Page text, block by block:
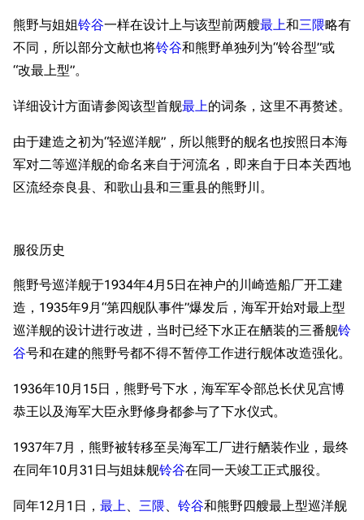
熊野与姐姐铃谷一样在设计上与该型前两艘最上和三隈略有
不同，所以部分文献也将铃谷和熊野单独列为“铃谷型”或
“改最上型”。
详细设计方面请参阅该型首舰最上的词条，这里不再赘述。
由于建造之初为“轻巡洋舰”，所以熊野的舰名也按照日本海
军对二等巡洋舰的命名来自于河流名，即来自于日本关西地
区流经奈良县、和歌山县和三重县的熊野川。
服役历史
熊野号巡洋舰于1934年4月5日在神户的川崎造船厂开工建
造，1935年9月“第四舰队事件”爆发后，海军开始对最上型
巡洋舰的设计进行改进，当时已经下水正在舾装的三番舰铃
谷号和在建的熊野号都不得不暂停工作进行舰体改造强化。
1936年10月15日，熊野号下水，海军军令部总长伏见宫博
恭王以及海军大臣永野修身都参与了下水仪式。
1937年7月，熊野被转移至吴海军工厂进行舾装作业，最终
在同年10月31日与姐妹舰铃谷在同一天竣工正式服役。
同年12月1日， 最上、 三隈、 铃谷和熊野四艘最上型巡洋舰